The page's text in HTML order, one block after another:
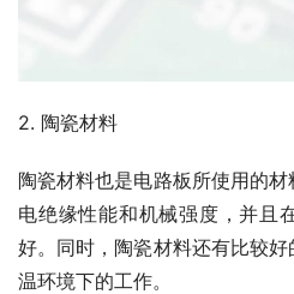
2. 陶瓷材料
陶瓷材料也是电路板所使用的
电绝缘性能和机械强度，并且
好。同时，陶瓷材料还有比较
温环境下的工作。